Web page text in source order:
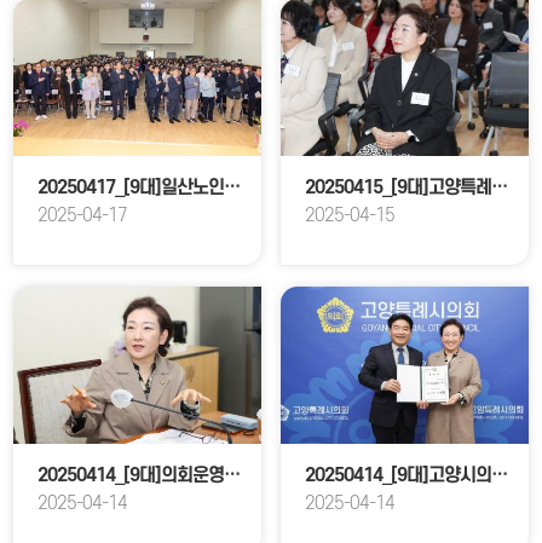
20250417_[9대]일산노인종합복지관 개관 25주년 기념식
2025-04-17
20250415_[9대]고양특례시의회 개원 제34주년 기념식
2025-04-15
20250414_[9대]의회운영위원회 업무보고
2025-04-14
20250414_[9대]고양시의회 공적심사위원회 위원 위촉식
2025-04-14